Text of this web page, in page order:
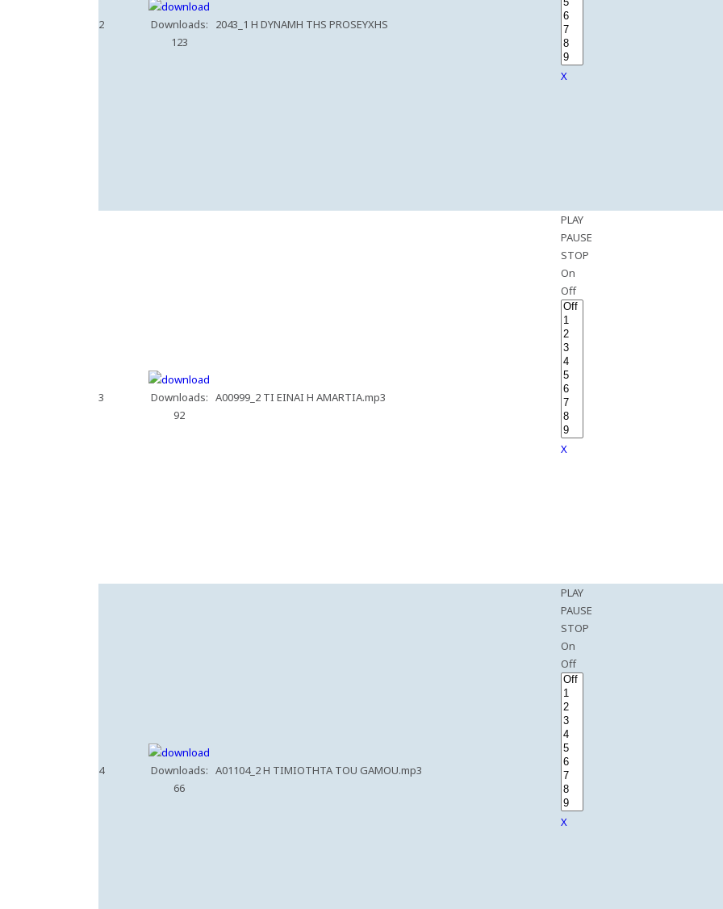
2
Downloads:
123
2043_1 H DYNAMH THS PROSEYXHS
X
3
Downloads:
92
A00999_2 TI EINAI H AMARTIA.mp3
PLAY
PAUSE
STOP
On
Off
X
4
Downloads:
66
A01104_2 H TIMIOTHTA TOU GAMOU.mp3
PLAY
PAUSE
STOP
On
Off
X